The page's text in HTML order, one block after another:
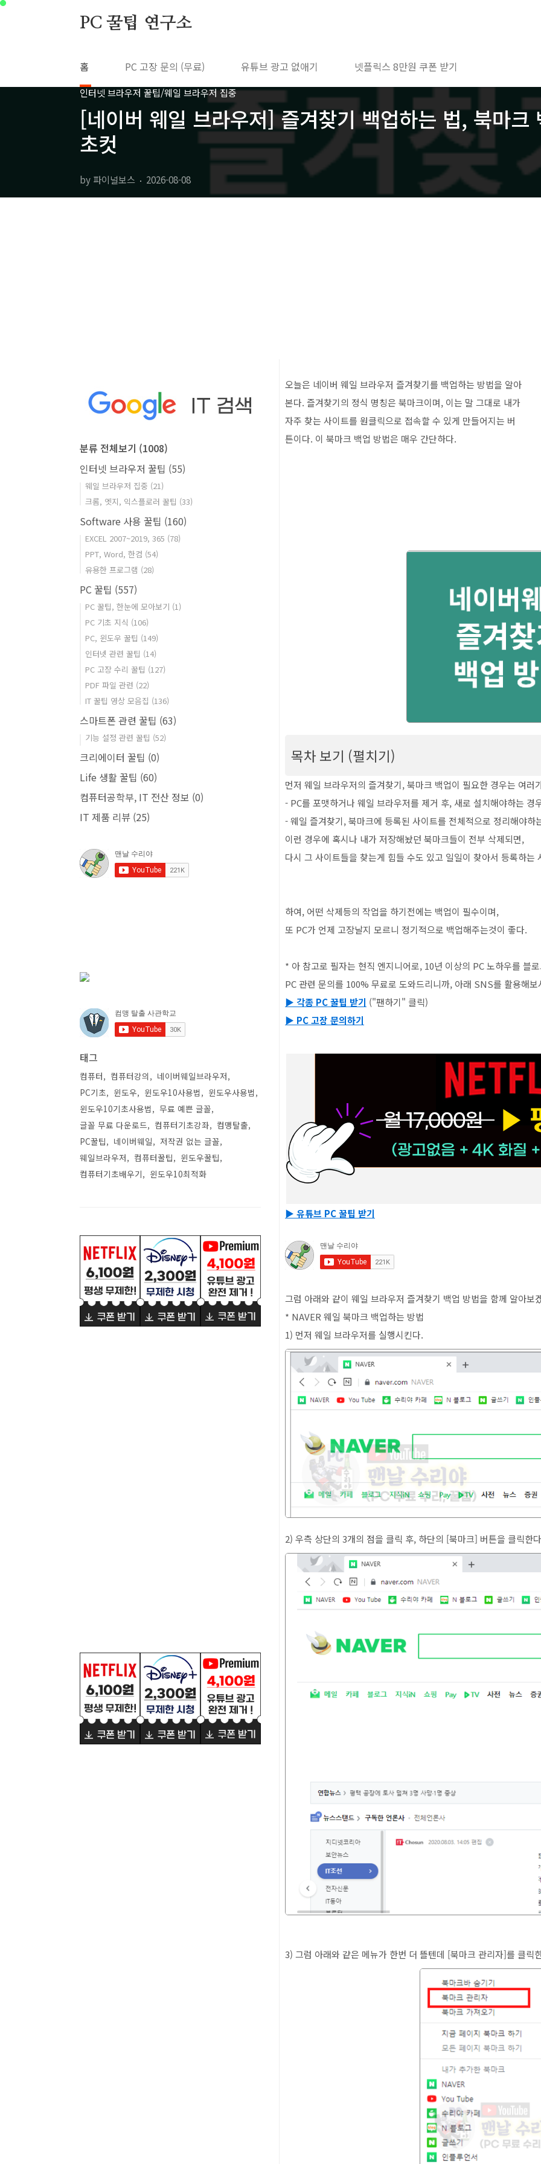
본문 바로가기
PC 꿀팁 연구소
홈 PC 고장 문의 (무료) 유튜브 광고 없애기 넷플릭스 8만원 쿠폰 받기
인터넷 브라우저 꿀팁/웨일 브라우저 집중
[네이버 웨일 브라우저] 즐겨찾기 백업하는 법, 북마
초컷
by 파이널보스 2026-08-08
오늘은 네이버 웨일 브라우저 즐겨찾기를 백업하는 방법을 알아
본다. 즐겨찾기의 정식 명칭은 북마크이며, 이는 말 그대로 내가
자주 찾는 사이트를 원클릭으로 접속할 수 있게 만들어지는 버
튼이다. 이 북마크 백업 방법은 매우 간단하다.
목차 보기 (펼치기)
[네이버 웨일 브라우저] 즐겨찾기 백업하는 법,
목차
먼저 웨일 브라우저의 즐겨찾기, 북마크 백업이 필요한 경우는 여러
- PC를 포맷하거나 웨일 브라우저를 제거 후, 새로 설치해야하는 경
- 웨일 즐겨찾기, 북마크에 등록된 사이트를 전체적으로 정리해야하
이런 경우에 혹시나 내가 저장해놨던 북마크들이 전부 삭제되면,
다시 그 사이트들을 찾는게 힘들 수도 있고 일일이 찾아서 등록하는
하여, 어떤 삭제등의 작업을 하기전에는 백업이 필수이며,
또 PC가 언제 고장날지 모르니 정기적으로 백업해주는것이 좋다.
* 아 참고로 필자는 현직 엔지니어로, 10년 이상의 PC 노하우를 블
PC 관련 문의를 100% 무료로 도와드리니까, 아래 SNS를 활용해보
▶ 각종 PC 꿀팁 받기 ("팬하기" 클릭)
▶ PC 고장 문의하기
▶ 유튜브 PC 꿀팁 받기
그럼 아래와 같이 웨일 브라우저 즐겨찾기 백업 방법을 함께 알아보
* NAVER 웨일 북마크 백업하는 방법
1) 먼저 웨일 브라우저를 실행시킨다.
2) 우측 상단의 3개의 점을 클릭 후, 하단의 [북마크] 버튼을 클릭한다
3) 그럼 아래와 같은 메뉴가 한번 더 뜰텐데 [북마크 관리자]를 클릭
분류 전체보기 (1008)
인터넷 브라우저 꿀팁 (55)
웨일 브라우저 집중 (21)
크롬, 엣지, 익스플로러 꿀팁 (33)
Software 사용 꿀팁 (160)
EXCEL 2007~2019, 365 (78)
PPT, Word, 한컴 (54)
유용한 프로그램 (28)
PC 꿀팁 (557)
PC 꿀팁, 한눈에 모아보기 (1)
PC 기초 지식 (106)
PC, 윈도우 꿀팁 (149)
인터넷 관련 꿀팁 (14)
PC 고장 수리 꿀팁 (127)
PDF 파일 관련 (22)
IT 꿀팁 영상 모음집 (136)
스마트폰 관련 꿀팁 (63)
기능 설정 관련 꿀팁 (52)
크리에이터 꿀팁 (0)
Life 생활 꿀팁 (60)
컴퓨터공학부, IT 전산 정보 (0)
IT 제품 리뷰 (25)
태그
컴퓨터 컴퓨터강의
네이버웨일브라우저
PC기초
윈도우 윈도우10사용법
윈도우사용법
윈도우10기초사용법
무료 예쁜 글꼴
글꼴 무료 다운로드
컴퓨터기초강좌
컴맹탈출
PC꿀팁
네이버웨일
저작권 없는 글꼴
웨일브라우저
컴퓨터꿀팁
윈도우꿀팁
컴퓨터기초배우기
윈도우10최적화